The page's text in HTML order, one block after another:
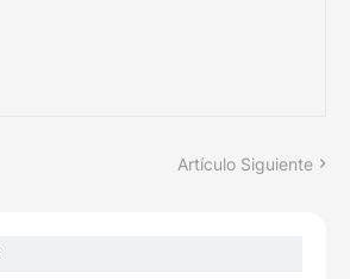
Artículo Siguiente